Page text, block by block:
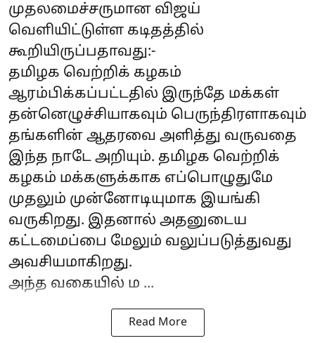
முதலமைச்சருமான விஜய்
வெளியிட்டுள்ள கடிதத்தில்
கூறியிருப்பதாவது:-
தமிழக வெற்றிக் கழகம்
ஆரம்பிக்கப்பட்டதில் இருந்தே மக்கள்
தன்னெழுச்சியாகவும் பெருந்திரளாகவும்
தங்களின் ஆதரவை அளித்து வருவதை
இந்த நாடே அறியும். தமிழக வெற்றிக்
கழகம் மக்களுக்காக எப்பொழுதுமே
முதலும் முன்னோடியுமாக இயங்கி
வருகிறது. இதனால் அதனுடைய
கட்டமைப்பை மேலும் வலுப்படுத்துவது
அவசியமாகிறது.
அந்த வகையில் ம ...
Read More